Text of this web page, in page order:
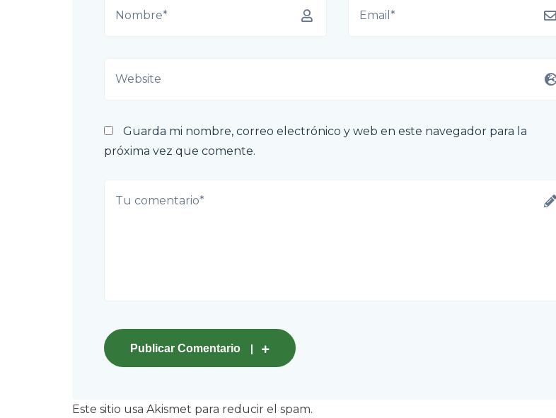
Guarda mi nombre, correo electrónico y web en este navegador para la
próxima vez que comente.
Publicar Comentario
Este sitio usa Akismet para reducir el spam.